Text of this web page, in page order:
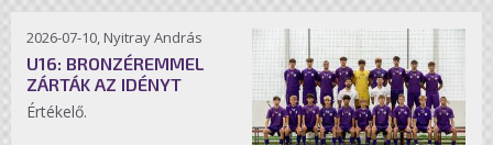
2026-07-10, Nyitray András
U16: BRONZÉREMMEL
ZÁRTÁK AZ IDÉNYT
Értékelő.